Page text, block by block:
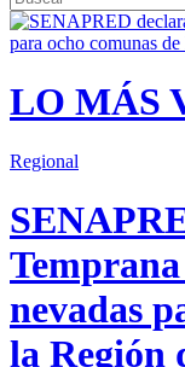
LO MÁS
Regional
nevadas
la Región